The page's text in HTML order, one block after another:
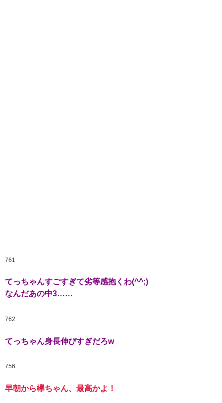
761
てっちゃんすごすぎて劣等感抱くわ(^^;)
なんだあの中3……
762
てっちゃん身長伸びすぎだろw
756
早朝から欅ちゃん、最高かよ！